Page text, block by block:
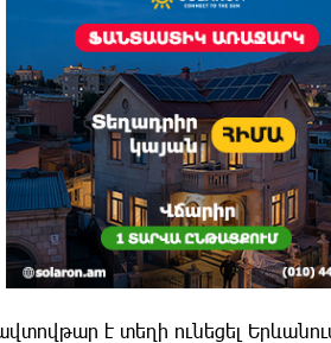
է տեղի ունեցել